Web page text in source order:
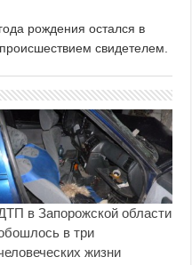
рождения остался в
свидетелем.
в Запорожской области
в три
жизни